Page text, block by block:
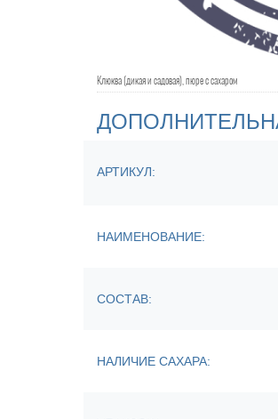
Клюква (дикая и садовая), пюре с сахаром
АРТИКУЛ:
НАИМЕНОВАНИЕ:
СОСТАВ:
НАЛИЧИЕ САХАРА: